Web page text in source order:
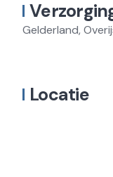
Gelderland,
Locatie